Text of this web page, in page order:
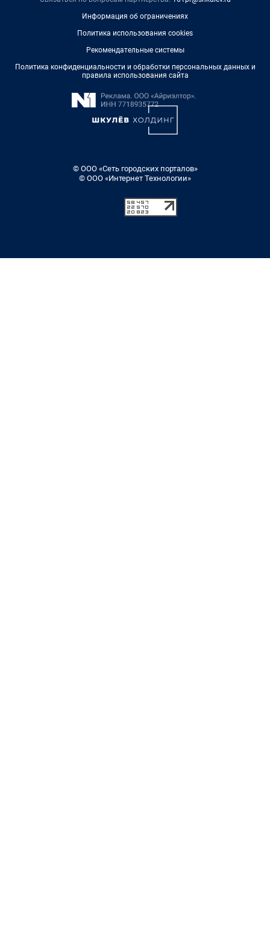
Информация об ограничениях
Политика использования cookies
Рекомендательные системы
Политика конфиденциальности и обработки персональных данных и
правила использования сайта
© ООО «Сеть городских порталов»
© ООО «Интернет Технологии»